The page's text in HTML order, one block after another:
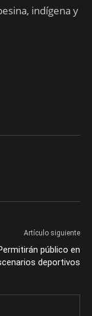
indígena y
Artículo siguiente
público en
deportivos